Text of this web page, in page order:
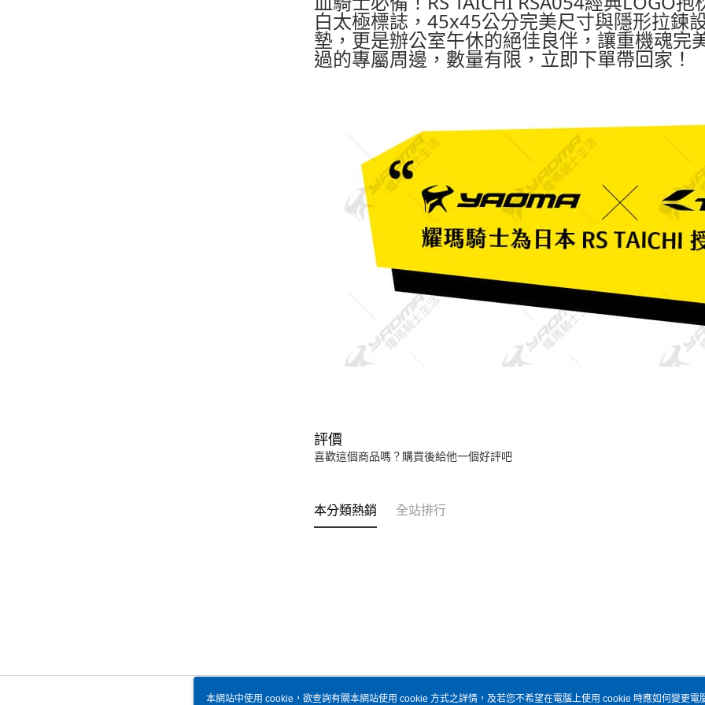
白太極標誌，45x45公分完美尺寸與隱形拉鍊
墊，更是辦公室午休的絕佳良伴，讓重機魂完
過的專屬周邊，數量有限，立即下單帶回家！
評價
喜歡這個商品嗎？購買後給他一個好評吧
本分類熱銷 全站排行
本網站中使用 cookie，欲查詢有關本網站使用 cookie 方式之詳情，及若您不希望在電腦上使用 cookie 時應如何變更電